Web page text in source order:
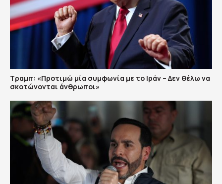
Τραμπ: «Προτιμώ μία συμφωνία με το Ιράν – Δεν θέλω να
σκοτώνονται άνθρωποι»